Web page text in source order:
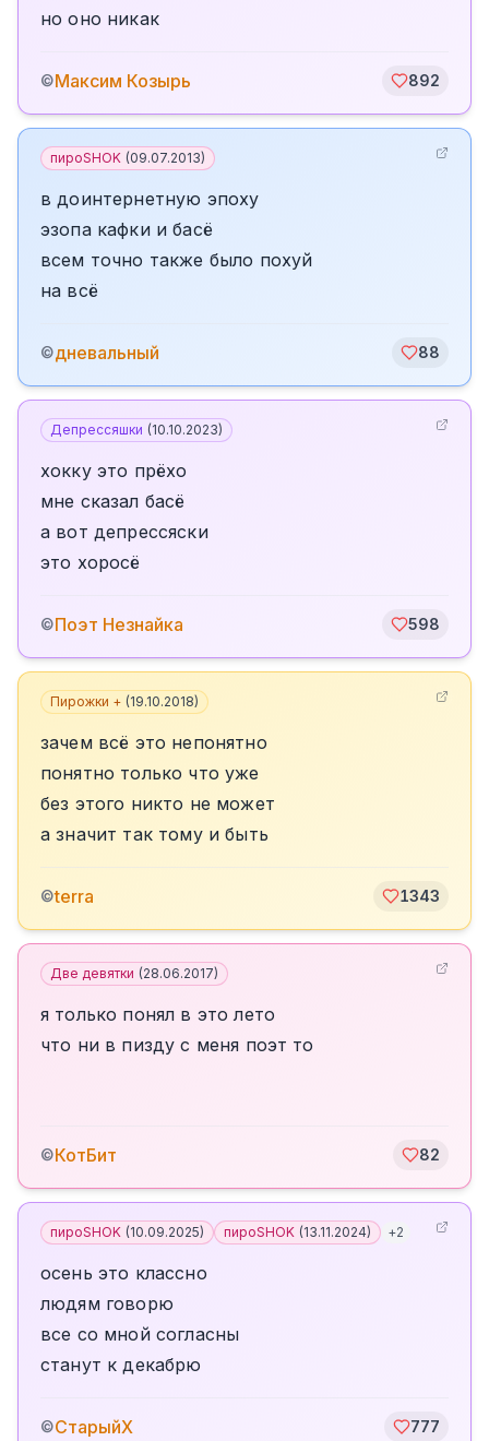
но оно никак
©Максим Козырь 892
пироSHOK (09.07.2013)
в доинтернетную эпоху
эзопа кафки и басё
всем точно также было похуй
на всё
©дневальный 88
Депрессяшки (10.10.2023)
хокку это прёхо
мне сказал басё
а вот депрессяски
это хоросё
©Поэт Незнайка 598
Пирожки + (19.10.2018)
зачем всё это непонятно
понятно только что уже
без этого никто не может
а значит так тому и быть
©terra 1343
Две девятки (28.06.2017)
я только понял в это лето
что ни в пизду с меня поэт то
©КотБит 82
пироSHOK (10.09.2025) пироSHOK (13.11.2024) +2
осень это классно
людям говорю
все со мной согласны
станут к декабрю
©СтарыйХ 777